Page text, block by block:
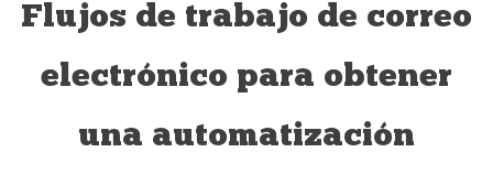
Flujos de trabajo de correo
electrónico para obtener
una automatización